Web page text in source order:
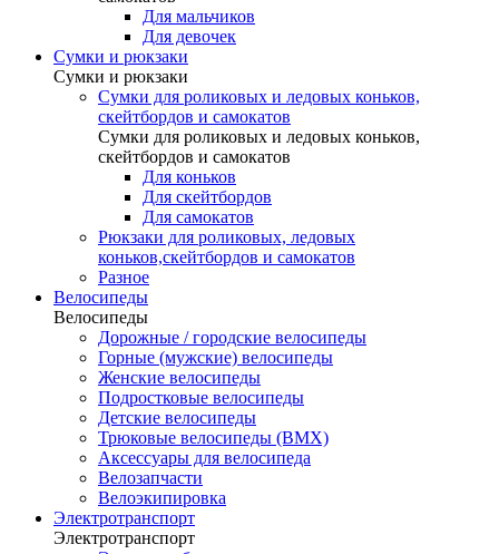
Для мальчиков
Для девочек
Сумки и рюкзаки
Сумки и рюкзаки
Сумки для роликовых и ледовых коньков,
скейтбордов и самокатов
Сумки для роликовых и ледовых коньков,
скейтбордов и самокатов
Для коньков
Для скейтбордов
Для самокатов
Рюкзаки для роликовых, ледовых
коньков,скейтбордов и самокатов
Разное
Велосипеды
Велосипеды
Дорожные / городские велосипеды
Горные (мужские) велосипеды
Женские велосипеды
Подростковые велосипеды
Детские велосипеды
Трюковые велосипеды (BMX)
Аксессуары для велосипеда
Велозапчасти
Велоэкипировка
Электротранспорт
Электротранспорт